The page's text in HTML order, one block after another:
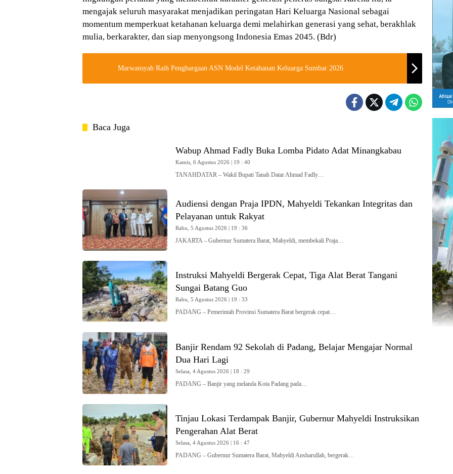
mengajak seluruh masyarakat menjadikan peringatan Hari Keluarga Nasional sebagai
momentum memperkuat ketahanan keluarga demi melahirkan generasi yang sehat, berakhlak
mulia, berkarakter, dan siap menyongsong Indonesia Emas 2045. (Bdr)
Marwansyah Raih Penghargaan ASN Model Ketahanan Keluarga Sumbar 2026
Baca Juga
Wabup Ahmad Fadly Buka Lomba Pidato Adat Minangkabau
Kamis, 6 Agustus 2026 | 19 : 40
TANAHDATAR – Wakil Bupati Tanah Datar Ahmad Fadly…
Audiensi dengan Praja IPDN, Mahyeldi Tekankan Integritas dan
Pelayanan untuk Rakyat
Rabu, 5 Agustus 2026 | 19 : 36
JAKARTA – Gubernur Sumatera Barat, Mahyeldi, membekali Praja…
Instruksi Mahyeldi Bergerak Cepat, Tiga Alat Berat Tangani
Sungai Batang Guo
Rabu, 5 Agustus 2026 | 19 : 33
PADANG – Pemerintah Provinsi Sumatera Barat bergerak cepat…
Banjir Rendam 92 Sekolah di Padang, Belajar Mengajar Normal
Dua Hari Lagi
Selasa, 4 Agustus 2026 | 18 : 29
PADANG – Banjir yang melanda Kota Padang pada…
Tinjau Lokasi Terdampak Banjir, Gubernur Mahyeldi Instruksikan
Pengerahan Alat Berat
Selasa, 4 Agustus 2026 | 16 : 47
PADANG – Gubernur Sumatera Barat, Mahyeldi Ansharullah, bergerak…